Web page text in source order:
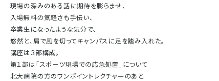
現場の深みのある話に期待を膨らませ、
入場無料の気軽さも手伝い、
卒業生になったような気分で、
悠然と、肩で風を切ってキャンパスに足を踏み入れた。
講座は３部構成。
第１部は「スポーツ現場での応急処置」について
北大病院の方のワンポイントレクチャーのあと